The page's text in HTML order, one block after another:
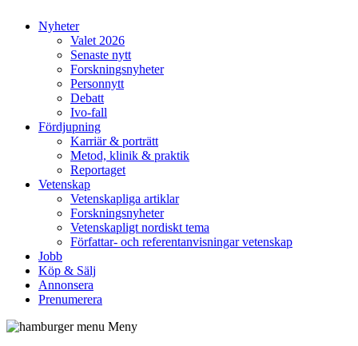
Nyheter
Valet 2026
Senaste nytt
Forskningsnyheter
Personnytt
Debatt
Ivo-fall
Fördjupning
Karriär & porträtt
Metod, klinik & praktik
Reportaget
Vetenskap
Vetenskapliga artiklar
Forskningsnyheter
Vetenskapligt nordiskt tema
Författar- och referentanvisningar vetenskap
Jobb
Köp & Sälj
Annonsera
Prenumerera
Meny